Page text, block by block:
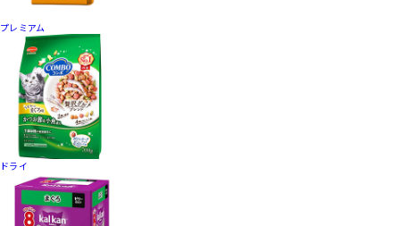
プレミアム
ドライ